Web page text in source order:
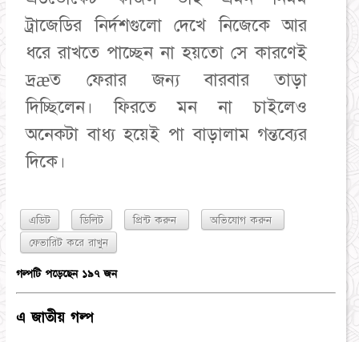
এডিট ডিলিট প্রিন্ট করুন অভিযোগ করুন
গল্পটি পড়েছেন ১৯৭ জন
এ জাতীয় গল্প